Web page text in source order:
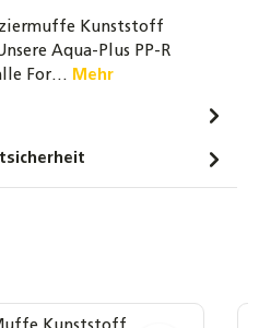
T-Stück Kunststoff
/ Stangen Kunststoff
mm - 2 Meter
Kunststoff
mm - 2 Meter
Kunststoff
Aqua-Plus PP-R
For… Mehr